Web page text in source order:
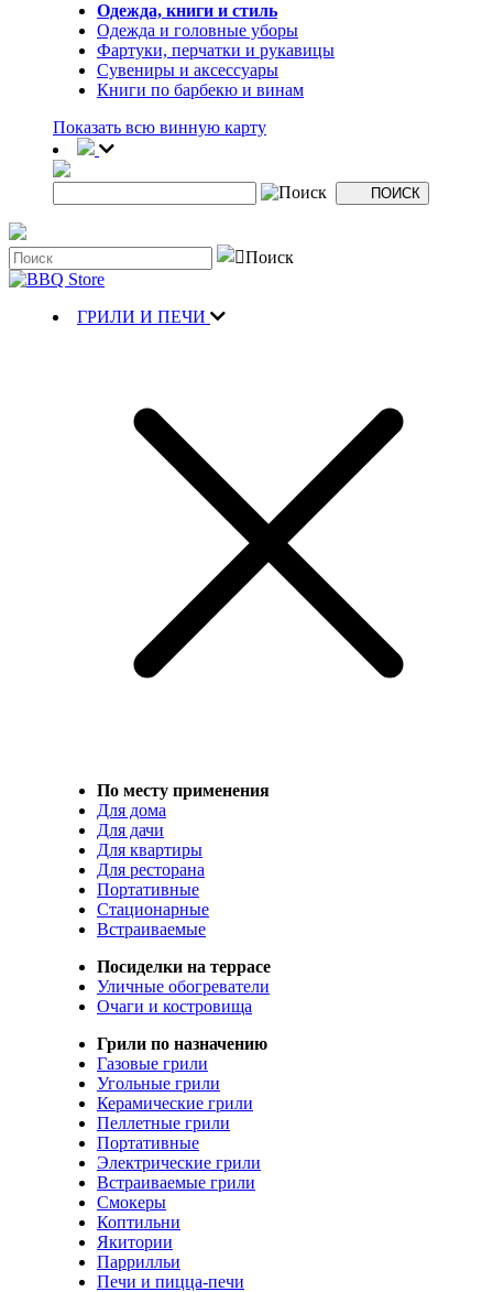
Одежда, книги и стиль
Одежда и головные уборы
Фартуки, перчатки и рукавицы
Сувениры и аксессуары
Книги по барбекю и винам
Показать всю винную карту
ГРИЛИ И ПЕЧИ
По месту применения
Для дома
Для дачи
Для квартиры
Для ресторана
Портативные
Стационарные
Встраиваемые
Посиделки на террасе
Уличные обогреватели
Очаги и костровища
Грили по назначению
Газовые грили
Угольные грили
Керамические грили
Пеллетные грили
Портативные
Электрические грили
Встраиваемые грили
Смокеры
Коптильни
Якитории
Паррилльи
Печи и пицца-печи